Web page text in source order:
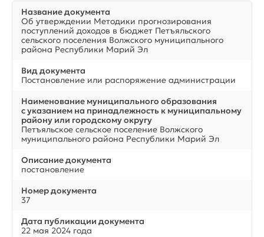
Название документа
Об утверждении Методики прогнозирования
поступлений доходов в бюджет Петъяльского
сельского поселения Волжского муниципального
района Республики Марий Эл
Вид документа
Постановление или распоряжение администрации
Наименование муниципального образования
с указанием на принадлежность к муниципальному
району или городскому округу
Петъяльское сельское поселение Волжского
муниципального района Республики Марий Эл
Описание документа
постановление
Номер документа
37
Дата публикации документа
22 мая 2024 года